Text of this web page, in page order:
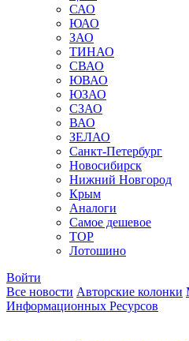
САО
ЮАО
ЗАО
ТИНАО
СВАО
ЮВАО
ЮЗАО
СЗАО
ВАО
ЗЕЛАО
Санкт-Петербург
Новосибирск
Нижний Новгород
Крым
Аналоги
Самое дешевое
TOP
Лотошино
Войти
Все новости Авторские колонки
Информационных Ресурсов